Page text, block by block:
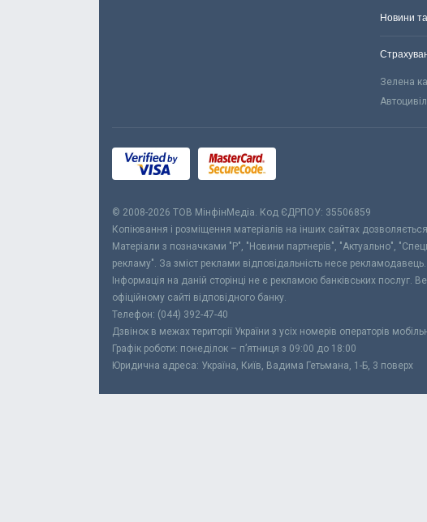
Новини та
Зелена
© 2008-2026 ТОВ МiнфiнМедiа. Код ЄДРПОУ: 35506859
Копіювання і розміщення матеріалів на інших сайтах
Матеріали з позначками "Р", "Новини партнерів", "Актуально",
рекламу". За зміст реклами відповідальність несе рекламодавець.
Інформація на даній сторінці не є рекламою банківських
офіційному сайті відповідного банку.
Телефон: (044) 392-47-40
Дзвінок в межах території України з усіх номерів операторів
Графік роботи: понеділок – п’ятниця з 09:00 до 18:00
Юридична адреса: Україна, Київ, Вадима Гетьмана, 1-Б, 3 поверх